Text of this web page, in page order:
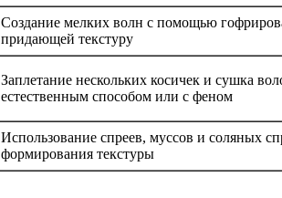
Создание мелких волн с помощью
придающей текстуру
Заплетание нескольких косичек и сушка
естественным способом или с феном
Использование спреев, муссов и соляных
формирования текстуры